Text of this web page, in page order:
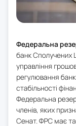
Федеральна
банк Сполучених
управління
регулювання
стабільності
Федеральна
членів, яких
Сенат. ФРС має